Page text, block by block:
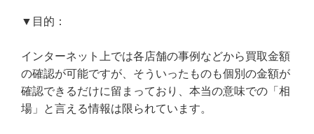
▼目的：
インターネット上では各店舗の事例などから買取金額
の確認が可能ですが、そういったものも個別の金額が
確認できるだけに留まっており、本当の意味での「相
場」と言える情報は限られています。